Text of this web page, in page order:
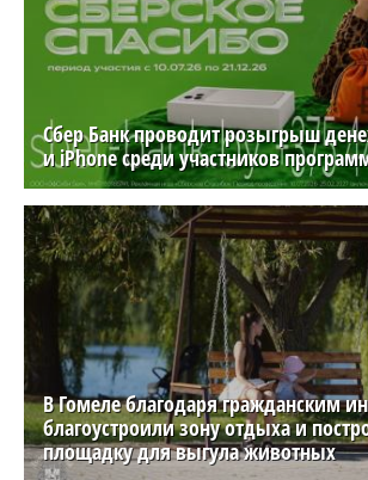
Сбер Банк проводит розыгрыш
и iPhone среди участников
В Гомеле благодаря гражданским
благоустроили зону отдыха и
площадку для выгула животных